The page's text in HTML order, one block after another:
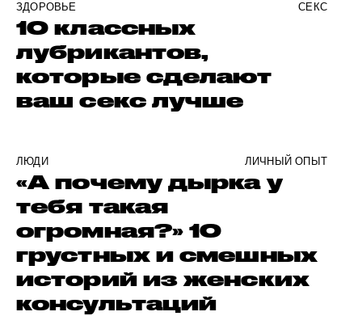
ЗДОРОВЬЕ СЕКС
10 классных
лубрикантов,
которые сделают
ваш секс лучше
ЛЮДИ ЛИЧНЫЙ ОПЫТ
«А почему дырка у
тебя такая
огромная?» 10
грустных и смешных
историй из женских
консультаций